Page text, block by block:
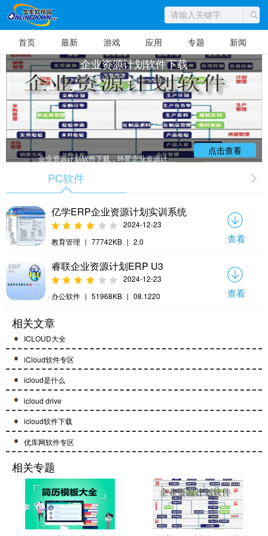
首页 最新 游戏 应用 专题 新闻
企业资源计划软件下载
企业资源计划软件下载，环星企业资源计
划管理把企业作为有机的整体，从整体优化的
角度出发，结合企业实际情况，通过运用科学
的管理方法把企业的各种资源和产、供、销各
个环节实现合理有效的规划、组织、控制和调
整，使企业在生产经营过程中得以协调有序。
又能实时反映企业运行过程中的各种动态数
据。 想了解更多么？想知道那些软件免费
么？华军小编为你整理了各类企业资源计划软
件，快来下载吧！
点击查看
PC软件
亿学ERP企业资源计划实训系统
2024-12-23
教育管理 | 77742KB | 2.0 查看
睿联企业资源计划ERP U3
2024-12-23
办公软件 | 51968KB | 08.1220 查看
相关文章
ICLOUD大全
iCloud软件专区
icloud是什么
icloud drive
icloud软件下载
优库网软件专区
相关专题